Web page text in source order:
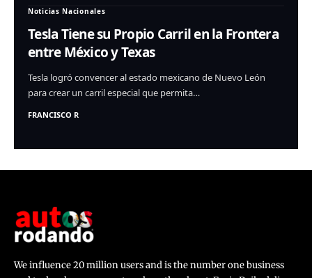
Noticias Nacionales
Tesla Tiene su Propio Carril en la Frontera
entre México y Texas
Tesla logró convencer al estado mexicano de Nuevo León
para crear un carril especial que permita…
FRANCISCO R
We influence 20 million users and is the number one business